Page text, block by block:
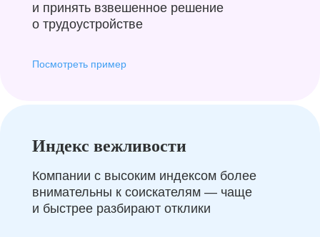
и принять взвешенное решение
о трудоустройстве
Посмотреть пример
Индекс вежливости
Компании с высоким индексом более
внимательны к соискателям — чаще
и быстрее разбирают отклики